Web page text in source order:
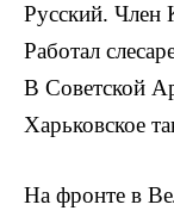
Русский. Член
Работал
В Советской
Харьковское
На фронте в